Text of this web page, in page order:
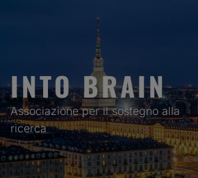
INTO BRAIN
Associazione per il sostegno alla
ricerca